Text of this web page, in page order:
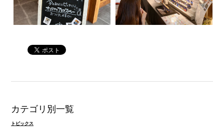
カテゴリ別一覧
トピックス